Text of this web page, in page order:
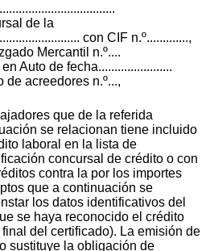
de la
con CIF n.º.............,
Mercantil n.º....
Auto de fecha.......................
acreedores n.º...,
que de la referida
se relacionan tiene incluido
laboral en la lista de
concursal de crédito o con
contra la por los importes
que a continuación se
los datos identificativos del
se haya reconocido el crédito
del certificado). La emisión de
sustituye la obligación de